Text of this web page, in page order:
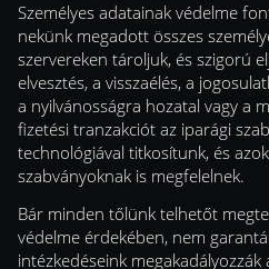
Személyes adatainak védelme
nekünk megadott összes
szervereken tároljuk, és szigorú
elvesztés, a visszaélés, a
a nyilvánosságra hozatal vagy a
fizetési tranzakciót az iparági
technológiával titkosítunk, és
szabványoknak is megfelelnek.
Bár minden tőlünk telhetőt
védelme érdekében, nem
intézkedéseink